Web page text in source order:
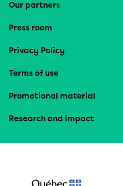
Our partners
Press room
Privacy Policy
Terms of use
Promotional material
Research and impact